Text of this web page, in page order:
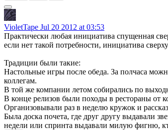
VioletTape Jul 20 2012 at 03:53
Практически любая инициатива спущенная
если нет такой потребности, инициатива
Традиции были такие:
Настольные игры после обеда. За полчаса
коллегам.
В той же компании летом собирались по
В конце релизов были походы в рестораны от
Организовывали раз в неделю кружок и
Была доска почета, где друг другу выдавали
недели или спринта выдавали милую фигню,